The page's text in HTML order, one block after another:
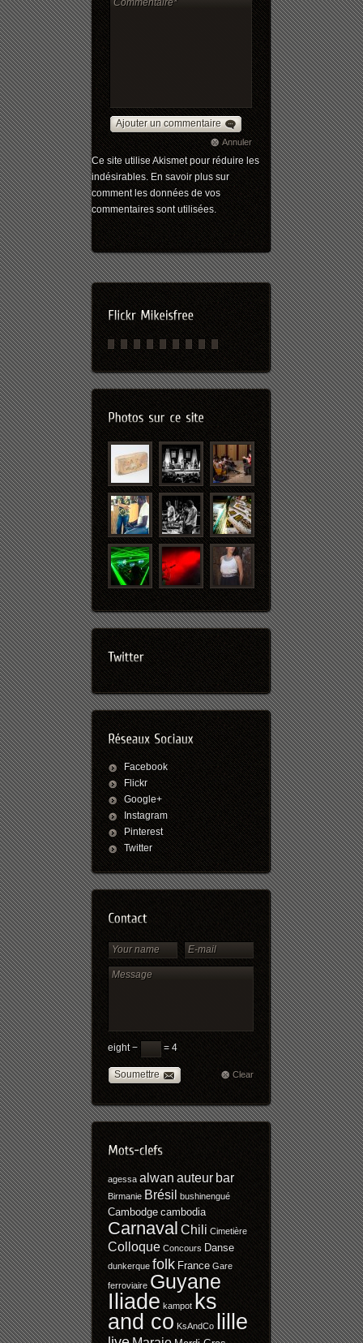
Ajouter un commentaire
Annuler
Ce site utilise Akismet pour réduire les
indésirables.En savoir plus sur
comment les données de vos
commentaires sont utilisées.
Facebook
Flickr
Google+
Instagram
Pinterest
Twitter
eight − = 4
Soumettre Clear
agessa alwan auteur bar
Birmanie Brésil bushinengué
Cambodge cambodia
Carnaval Chili Cimetière
Colloque Concours Danse
dunkerque folk France Gare
ferroviaire Guyane
Iliade kampot ks
and co KsAndCo lille